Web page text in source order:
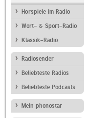
Hörspiele im Radio
Wort- & Sport-Radio
Klassik-Radio
Radiosender
Beliebteste Radios
Beliebteste Podcasts
Mein phonostar